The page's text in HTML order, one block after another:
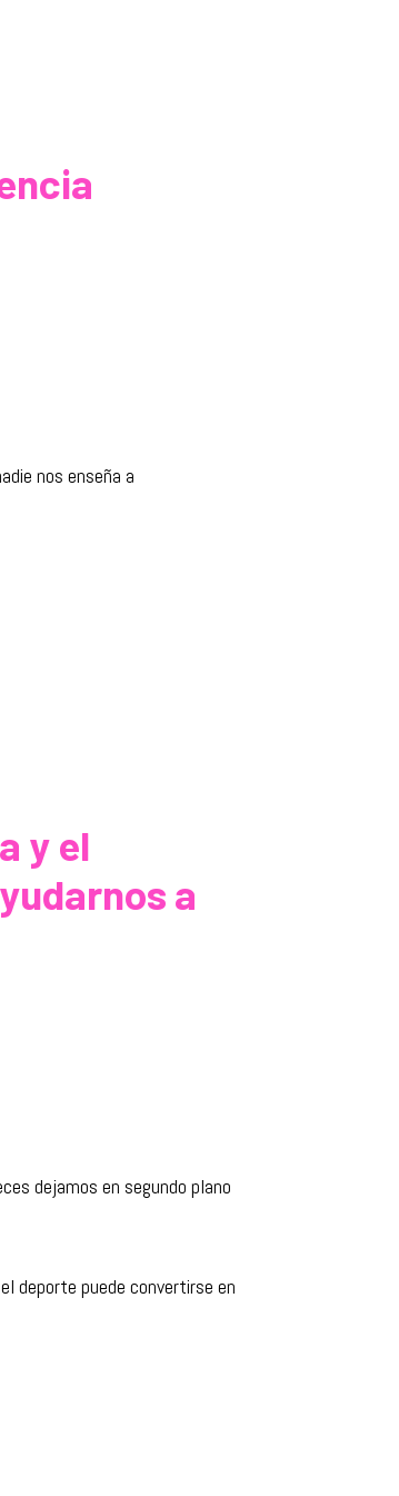
nos enseña a
y el
a
dejamos en segundo plano
deporte puede convertirse en